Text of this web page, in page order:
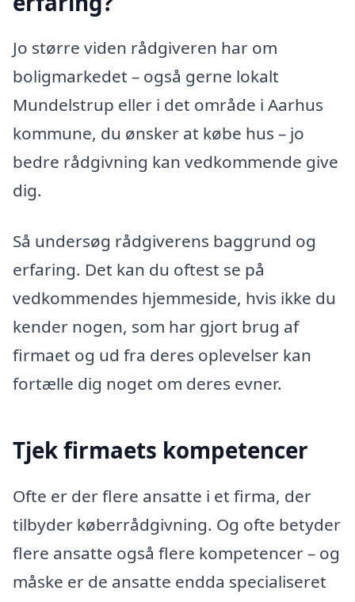
Jo større viden rådgiveren har om
boligmarkedet – også gerne lokalt
Mundelstrup eller i det område i Aarhus
kommune, du ønsker at købe hus – jo
bedre rådgivning kan vedkommende give
dig.
Så undersøg rådgiverens baggrund og
erfaring. Det kan du oftest se på
vedkommendes hjemmeside, hvis ikke du
kender nogen, som har gjort brug af
firmaet og ud fra deres oplevelser kan
fortælle dig noget om deres evner.
Tjek firmaets kompetencer
Ofte er der flere ansatte i et firma, der
tilbyder køberrådgivning. Og ofte betyder
flere ansatte også flere kompetencer – og
måske er de ansatte endda specialiseret